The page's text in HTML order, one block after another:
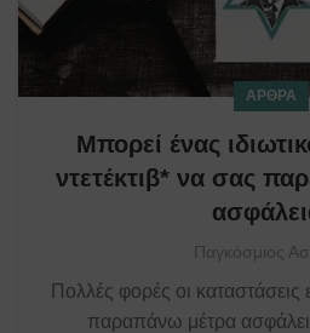
ΆΡΘΡΑ
Μπορεί ένας
ντετέκτιβ* να σας
Παγκόσμιος
Πολλές φορές οι καταστάσεις
παραπάνω μέτρα